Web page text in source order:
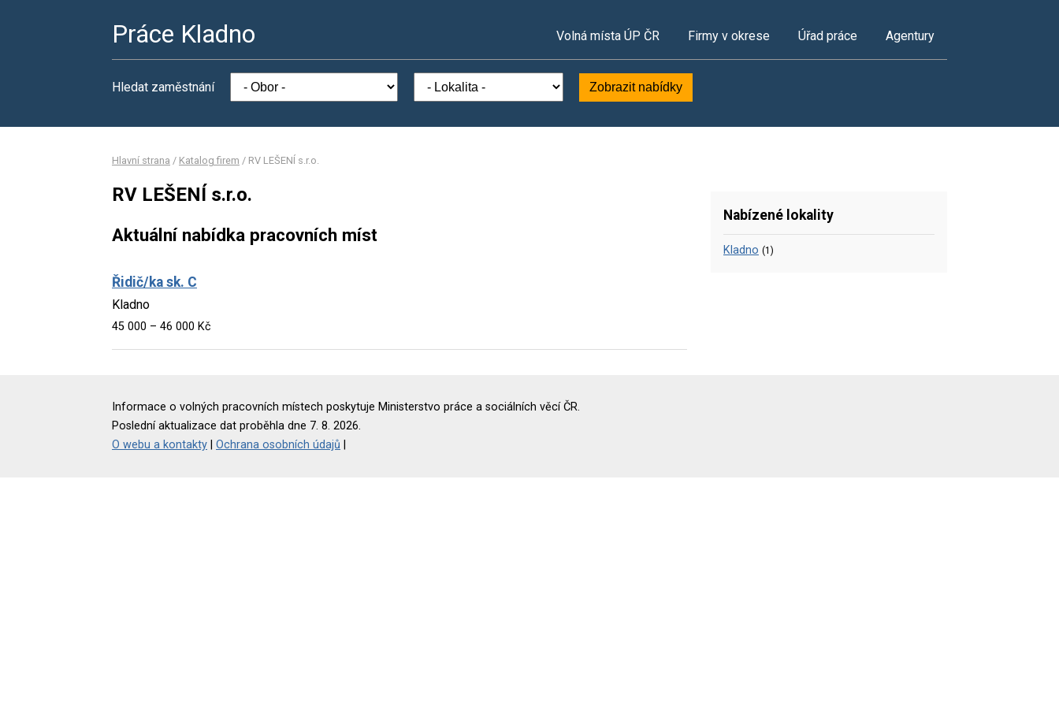
Práce Kladno Volná místa ÚP ČR Firmy v okrese Úřad práce Agentury
Hledat zaměstnání Zobrazit nabídky
Hlavní strana / Katalog firem / RV LEŠENÍ s.r.o.
RV LEŠENÍ s.r.o.
Aktuální nabídka pracovních míst
Řidič/ka sk. C
Kladno
45 000 – 46 000 Kč
Nabízené lokality
Kladno (1)
Informace o volných pracovních místech poskytuje Ministerstvo práce a sociálních věcí ČR.
Poslední aktualizace dat proběhla dne 7. 8. 2026.
O webu a kontakty
Ochrana osobních údajů